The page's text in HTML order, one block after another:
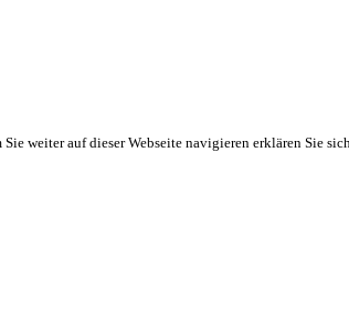
weiter auf dieser Webseite navigieren erklären Sie